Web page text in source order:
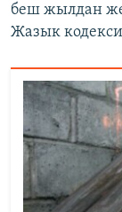
беш жылдан
Жазык